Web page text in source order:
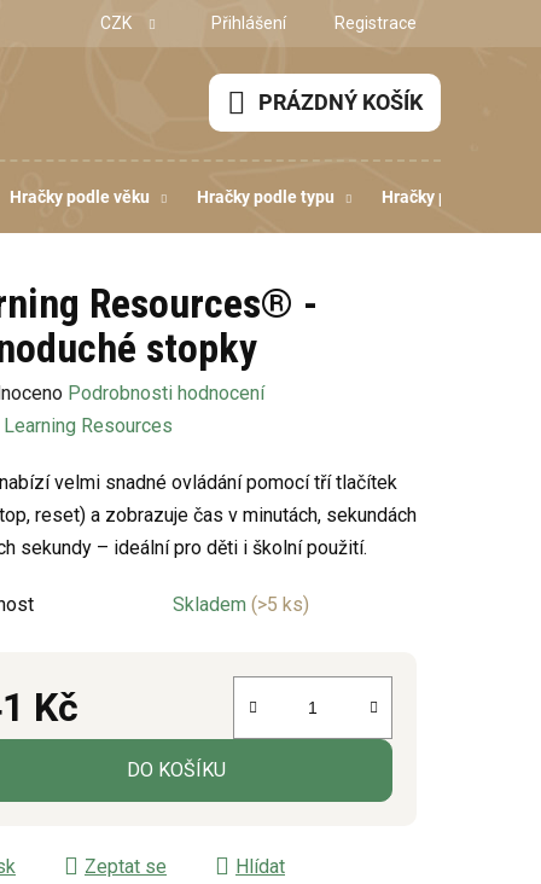
CZK Přihlášení Registrace
NÁKUPNÍ
KOŠÍK
PRÁZDNÝ KOŠÍK
Hračky podle věku Hračky podle typu Hračky podle
Resources® -
stopky
Podrobnosti hodnocení
Learning Resources
velmi snadné ovládání pomocí tří tlačítek
reset) a zobrazuje čas v minutách, sekundách
sekundy – ideální pro děti i školní použití.
Skladem (>5 ks)
Kč
cena:
DO KOŠÍKU
Zeptat se
Hlídat